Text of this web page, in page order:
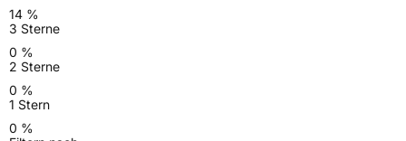
14 %
3 Sterne
0 %
2 Sterne
0 %
1 Stern
0 %